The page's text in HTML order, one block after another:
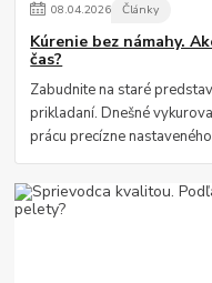
08.04.2026 Články
Kúrenie bez námahy.
čas?
Zabudnite na staré
prikladaní. Dnešné
prácu precízne